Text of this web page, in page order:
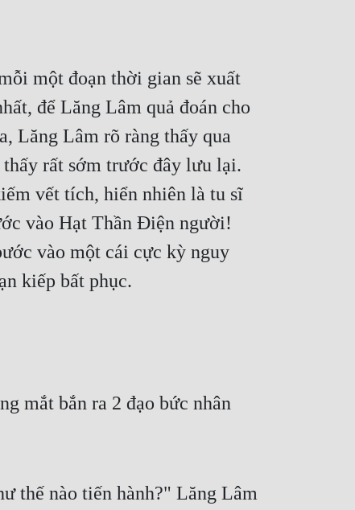
một đoạn thời gian sẽ xuất
để Lăng Lâm quả đoán cho
Lăng Lâm rõ ràng thấy qua
rất sớm trước đây lưu lại.
vết tích, hiển nhiên là tu sĩ
vào Hạt Thần Điện người!
vào một cái cực kỳ nguy
kiếp bất phục.
mắt bắn ra 2 đạo bức nhân
thế nào tiến hành?" Lăng Lâm